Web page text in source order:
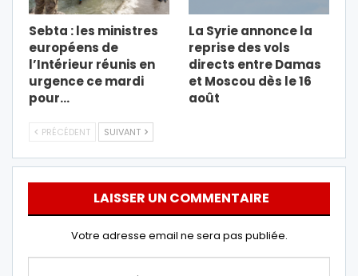
Sebta : les ministres
européens de
l’Intérieur réunis en
urgence ce mardi
pour…
La Syrie annonce la
reprise des vols
directs entre Damas
et Moscou dès le 16
août
PRÉCÉDENT SUIVANT
LAISSER UN COMMENTAIRE
Votre adresse email ne sera pas publiée.